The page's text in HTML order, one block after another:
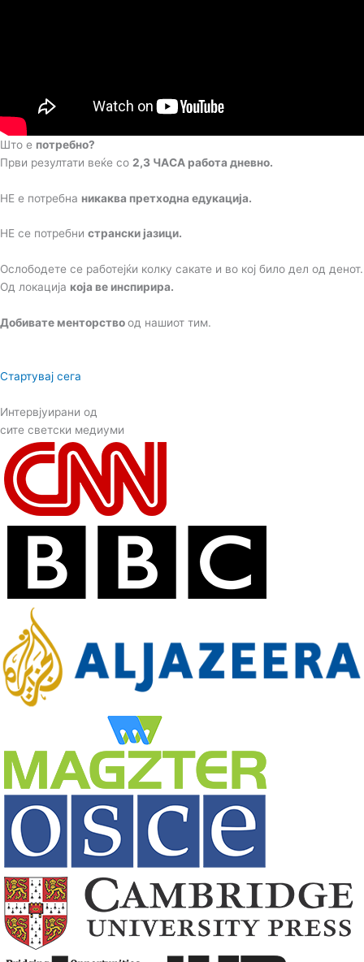
Што е потребно?
Први резултати веќе со 2,3 ЧАСА работа дневно.
НЕ е потребна никаква претходна едукација.
НЕ се потребни странски јазици.
Ослободете се работејќи колку сакате и во кој било дел од денот.
Од локација која ве инспирира.
Добивате менторствоод нашиот тим.
Стартувај сега
Интервјуирани од
сите светски медиуми